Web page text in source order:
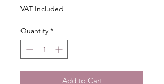
VAT Included
Quantity *
Add to Cart